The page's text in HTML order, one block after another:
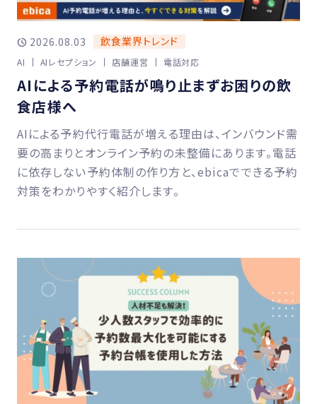
2026.08.03 飲食業界トレンド
AI AIレセプション 店舗運営 電話対応
AIによる予約電話が鳴り止まずお困りの飲
食店様へ
AIによる予約代行電話が増える理由は、インバウンド需
要の高まりとオンライン予約の未整備にあります。電話
に依存しない予約体制の作り方と、ebicaでできる予約
対策をわかりやすく紹介します。